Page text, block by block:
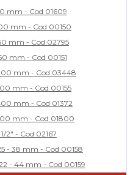
mm - Cod 01609
mm - Cod 00150
mm - Cod 02795
mm - Cod 00151
mm - Cod 03448
mm - Cod 00155
mm - Cod 01372
mm - Cod 01800
2" - Cod 02167
- 38 mm - Cod 00158
- 44 mm - Cod 00159